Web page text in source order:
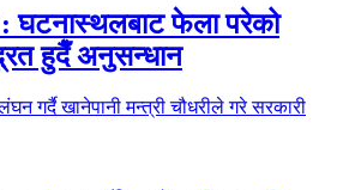
: घटनास्थलबाट फेला परेको
हुदैँ अनुसन्धान